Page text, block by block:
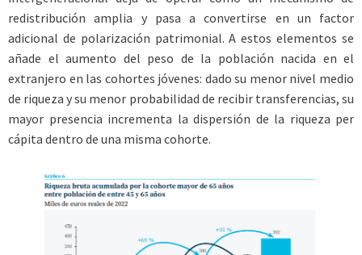
redistribución amplia y pasa a convertirse en un factor
adicional de polarización patrimonial. A estos elementos se
añade el aumento del peso de la población nacida en el
extranjero en las cohortes jóvenes: dado su menor nivel medio
de riqueza y su menor probabilidad de recibir transferencias, su
mayor presencia incrementa la dispersión de la riqueza per
cápita dentro de una misma cohorte.